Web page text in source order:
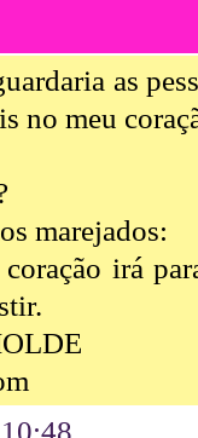
as
no meu
marejados:
irá